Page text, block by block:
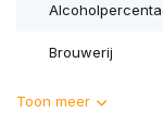
Brouwerij
Toon meer